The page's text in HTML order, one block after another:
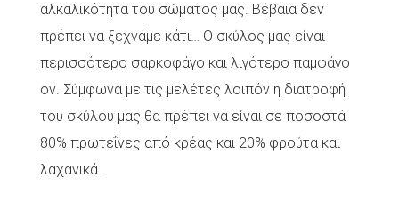
αλκαλικότητα του σώματος μας. Βέβαια δεν
πρέπει να ξεχνάμε κάτι… Ο σκύλος μας είναι
περισσότερο σαρκοφάγο και λιγότερο παμφάγο
ον. Σύμφωνα με τις μελέτες λοιπόν η διατροφή
του σκύλου μας θα πρέπει να είναι σε ποσοστά
80% πρωτεΐνες από κρέας και 20% φρούτα και
λαχανικά.